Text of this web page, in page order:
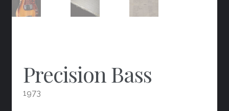
Precision Bass
1973